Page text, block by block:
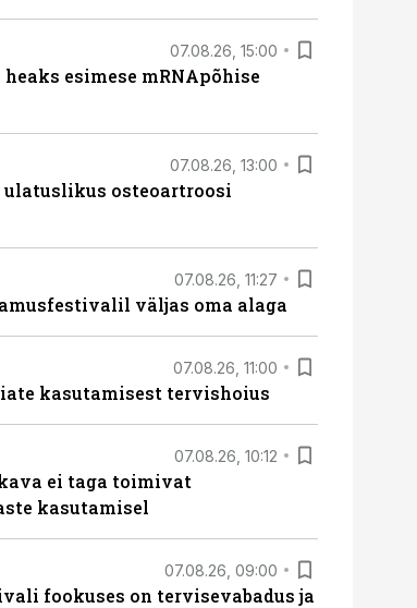
07.08.26, 15:00
esimese mRNApõhise
07.08.26, 13:00
osteoartroosi
07.08.26, 11:27
väljas oma alaga
07.08.26, 11:00
kasutamisest tervishoius
07.08.26, 10:12
ei taga toimivat
kasutamisel
07.08.26, 09:00
fookuses on tervisevabadus ja